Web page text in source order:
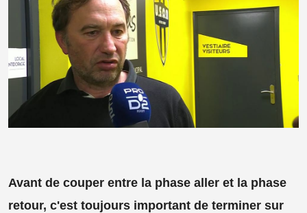
Avant de couper entre la phase aller et la phase
retour, c'est toujours important de terminer sur